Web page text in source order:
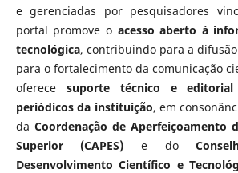
e gerenciadas por pesquisadores
portal promove o acesso aberto à
tecnológica, contribuindo para a
para o fortalecimento da comunicação
oferece suporte técnico e
periódicos da instituição, em
da Coordenação de Aperfeiçoamento
Superior (CAPES) e do
Desenvolvimento Científico e